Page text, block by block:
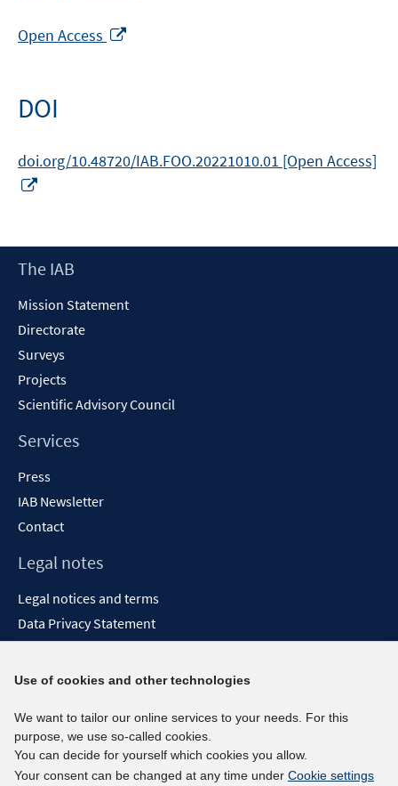
Open Access
DOI
doi.org/10.48720/IAB.FOO.20221010.01 [Open Access]
new
window
Footer
The IAB
Mission Statement
Directorate
Surveys
Projects
Scientific Advisory Council
Services
Press
IAB Newsletter
Contact
Legal notes
Legal notices and terms
Data Privacy Statement
Report Accessibility
Social media channels
BlueSky
YouTube
Use of cookies and other technologies
We want to tailor our online services to your needs. For this
purpose, we use so-called cookies.
You can decide for yourself which cookies you allow.
Your consent can be changed at any time under Cookie settings